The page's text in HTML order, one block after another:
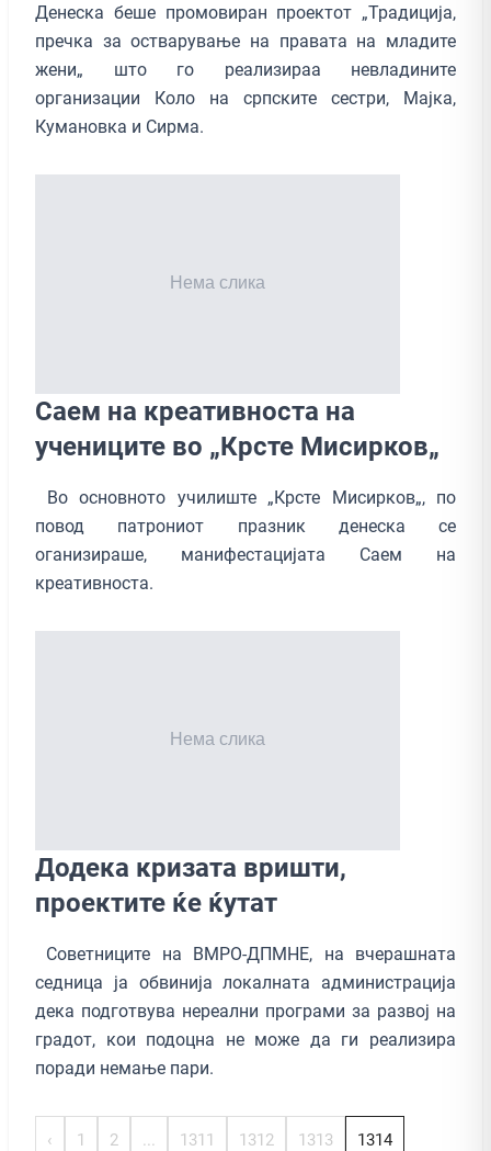
Денеска беше промовиран проектот „Традиција,
пречка за остварување на правата на младите
жени„ што го реализираа невладините
организации Коло на српските сестри, Мајка,
Кумановка и Сирма.
Саем на креативноста на
учениците во „Крсте Мисирков„
Во основното училиште „Крсте Мисирков„, по
повод патрониот празник денеска се
оганизираше, манифестацијата Саем на
креативноста.
Додека кризата вришти,
проектите ќе ќутат
Советниците на ВМРО-ДПМНЕ, на вчерашната
седница ја обвинија локалната администрација
дека подготвува нереални програми за развој на
градот, кои подоцна не може да ги реализира
поради немање пари.
‹ 1 2 ... 1311 1312 1313 1314